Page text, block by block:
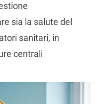
sia la salute del
sanitari, in
centrali